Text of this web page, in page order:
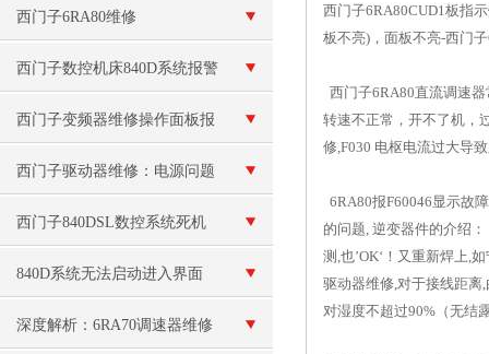
西门子6RA80维修
西门子数控机床840D系统报警
26100维修
西门子变频器维修操作面板报
警“E”故障
西门子驱动器维修：电源问题
西门子840DSL数控系统死机
840D系统无法启动进入界面
深度解析：6RA70调速器维修
西门子6RA80CUD1板指
板不亮)，面板不亮-西门
西门子6RA80直流调速
转速不正常，开不了机，
修,F030 电枢电流过大导
6RA80报F60046显示故
的问题, 逆变器件的介绍
测,也’OK‘！又重新焊上,
驱动器维修,对于接线距离
对湿度不超过90%（无结